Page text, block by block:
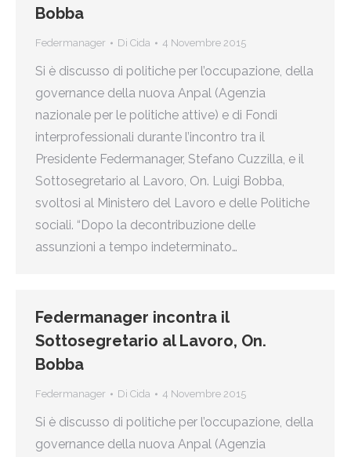
Bobba
Federmanager Di Cida 4 Novembre 2015
Si è discusso di politiche per l’occupazione, della
governance della nuova Anpal (Agenzia
nazionale per le politiche attive) e di Fondi
interprofessionali durante l’incontro tra il
Presidente Federmanager, Stefano Cuzzilla, e il
Sottosegretario al Lavoro, On. Luigi Bobba,
svoltosi al Ministero del Lavoro e delle Politiche
sociali. “Dopo la decontribuzione delle
assunzioni a tempo indeterminato…
Federmanager incontra il
Sottosegretario al Lavoro, On.
Bobba
Federmanager Di Cida 4 Novembre 2015
Si è discusso di politiche per l’occupazione, della
governance della nuova Anpal (Agenzia